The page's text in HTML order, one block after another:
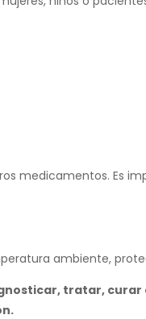
medicamentos. Es
ambiente,
tratar,